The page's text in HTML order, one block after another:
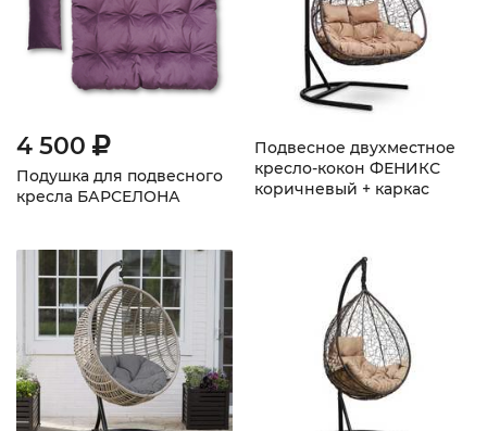
4 500
Подушка для подвесного
кресла БАРСЕЛОНА
Подвесное двухместное
кресло-кокон ФЕНИКС
коричневый + каркас